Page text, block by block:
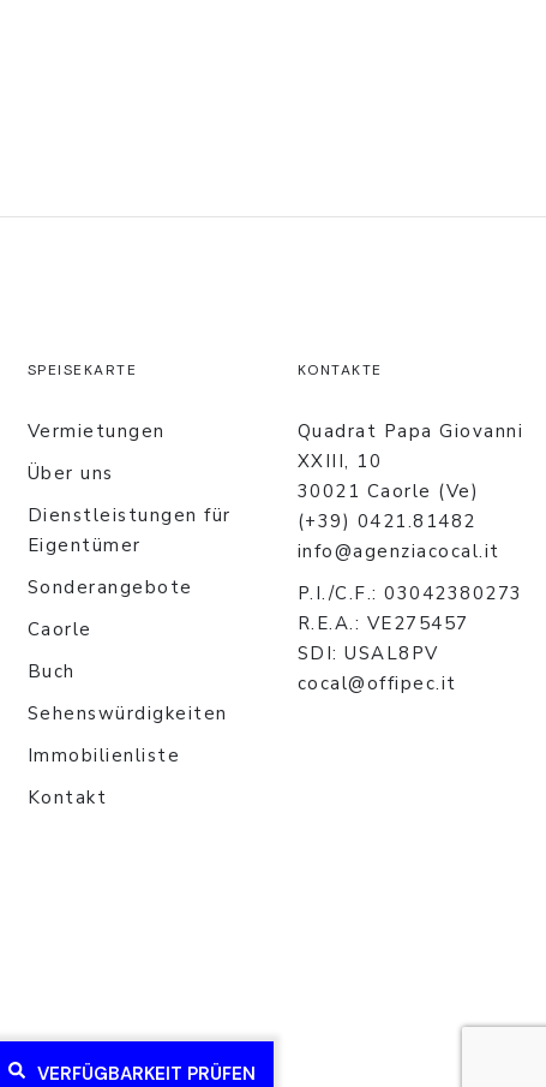
SPEISEKARTE
Vermietungen
Über uns
Dienstleistungen für
Eigentümer
Sonderangebote
Caorle
Buch
Sehenswürdigkeiten
Immobilienliste
Kontakt
KONTAKTE
Quadrat Papa Giovanni
XXIII, 10
30021 Caorle (Ve)
(+39) 0421.81482
info@agenziacocal.it
P.I./C.F.: 03042380273
R.E.A.: VE275457
SDI: USAL8PV
cocal@offipec.it
VERFÜGBARKEIT PRÜFEN